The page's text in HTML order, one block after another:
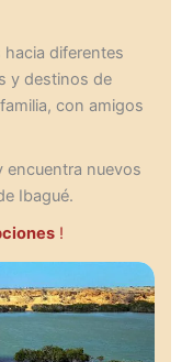
diferentes
y destinos de
con amigos
encuentra nuevos
Ibagué.
!